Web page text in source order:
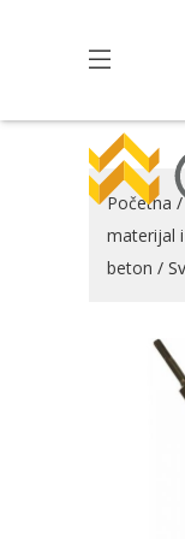
Početna
materijal
beton /